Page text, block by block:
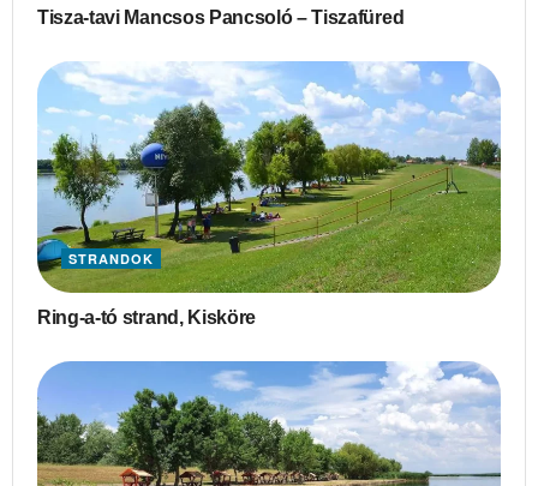
Tisza-tavi Mancsos Pancsoló – Tiszafüred
STRANDOK
Ring-a-tó strand, Kisköre